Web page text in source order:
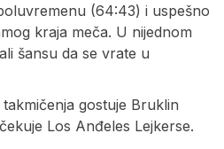
(64:43) i uspešno
kraja meča. U nijednom
šansu da se vrate u
gostuje Bruklin
Los Anđeles Lejkerse.